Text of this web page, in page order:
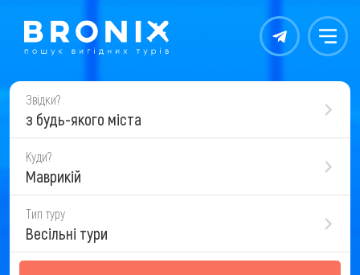
Контакты Меню
Звідки?
з будь-якого міста
Куди?
Маврикій
Тип туру
Весільні тури